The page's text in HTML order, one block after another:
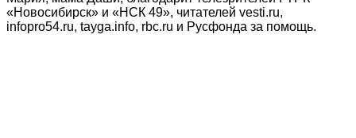
«Новосибирск» и «НСК 49», читателей vesti.ru,
infopro54.ru, tayga.info, rbc.ru и Русфонда за помощь.